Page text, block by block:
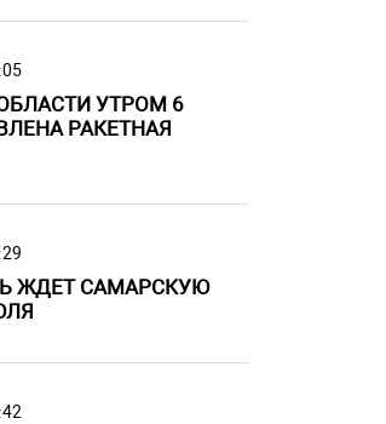
УТРОМ 6
РАКЕТНАЯ
ЖДЕТ САМАРСКУЮ